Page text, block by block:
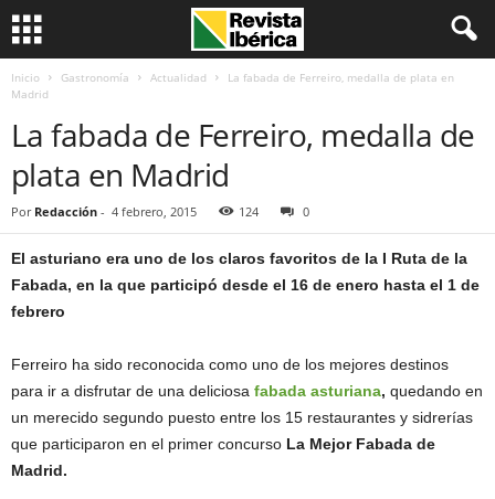
Inicio Gastronomía Actualidad
La fabada de Ferreiro, medalla de plata en
Madrid
La fabada de Ferreiro, medalla de
plata en Madrid
Por Redacción - 4 febrero, 2015 124 0
El asturiano era uno de los claros favoritos de la I Ruta de la
Fabada, en la que participó desde el 16 de enero hasta el 1 de
febrero
Ferreiro ha sido reconocida como uno de los mejores destinos
para ir a disfrutar de una deliciosa fabada asturiana, quedando en
un merecido segundo puesto entre los 15 restaurantes y sidrerías
que participaron en el primer concurso La Mejor Fabada de
Madrid.